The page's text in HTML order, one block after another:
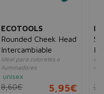
ECOTOOLS
Rounded Cheek Head
Intercambiable
Ideal para coloretes o
iluminadores
unisex
8,60€ 5,95€
Kit